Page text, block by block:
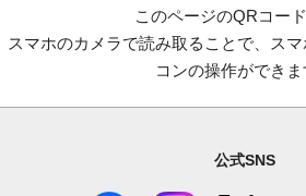
このページのQRコード
スマホのカメラで読み取ることで、ス
コンの操作ができま
公式SNS